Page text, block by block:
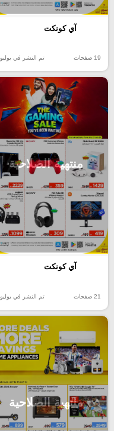
آي كونكت
19 صفحات تم النشر في يوليو 23
منتهية الصلاحية
آي كونكت
21 صفحات تم النشر في يوليو 23
منتهية الصلاحية